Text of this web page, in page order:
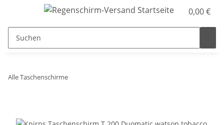
0,00 €
Alle Taschenschirme